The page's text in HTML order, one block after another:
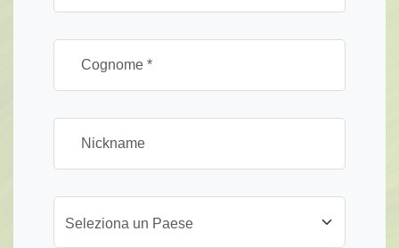
Seleziona un Paese